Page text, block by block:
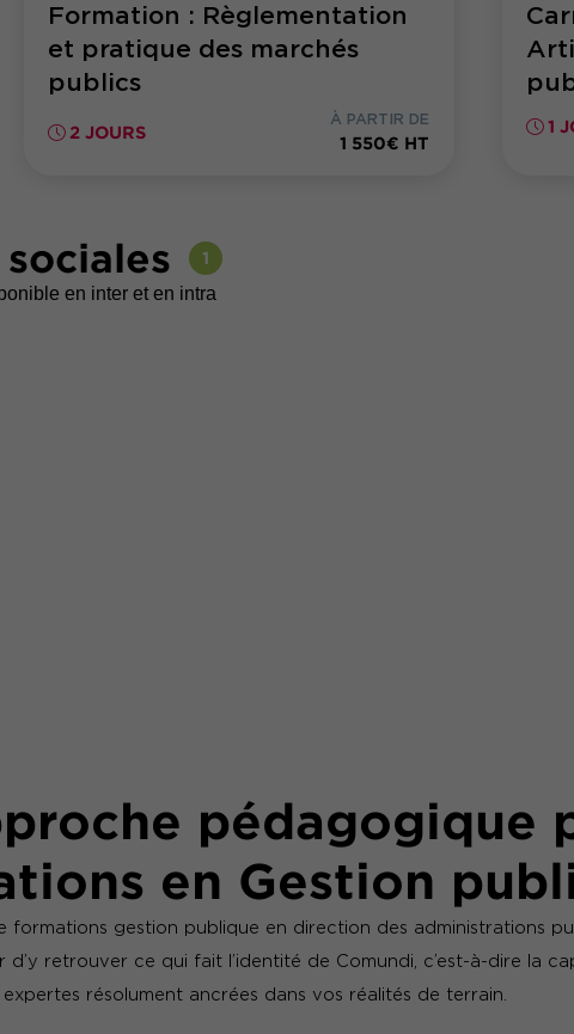
Formation : Règlementation
et pratique des marchés
publics
2 JOURS
À PARTIR DE
1 550€ HT
1
1
en inter et en intra
pédagogique
en Gestion
gestion publique en direction des administrations
d’y retrouver ce qui fait l’identité de Comundi, c’est-à-dire la
résolument ancrées dans vos réalités de terrain.